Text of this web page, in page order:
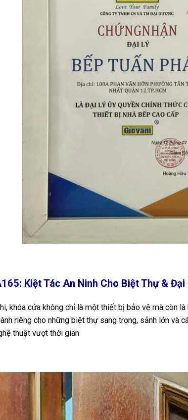
Kiệt Tác An Ninh Cho Biệt Thự &
khóa cửa không chỉ là một thiết bị bảo vệ mà còn
riêng cho những biệt thự sang trọng, sảnh lớn và
thuật vượt thời gian